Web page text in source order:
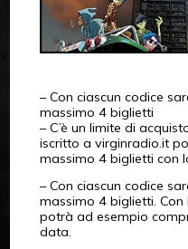
– Con ciascun codice
massimo 4 biglietti
– C’è un limite di
iscritto a virginradio.it
massimo 4 biglietti con
– Con ciascun codice
massimo 4 biglietti.
potrà ad esempio
data.